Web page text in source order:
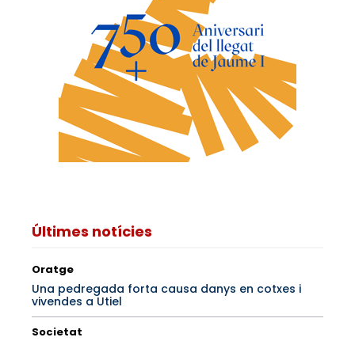
Últimes notícies
Oratge
Una pedregada forta causa danys en cotxes i
vivendes a Utiel
Societat